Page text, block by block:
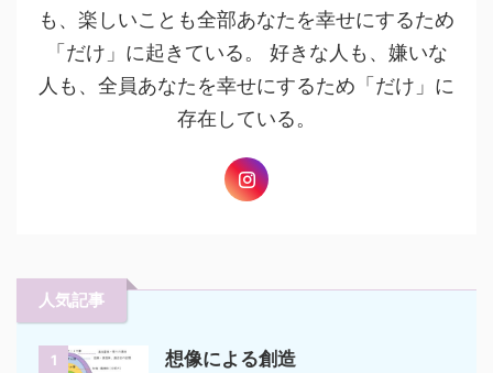
も、楽しいことも全部あなたを幸せにするため
「だけ」に起きている。 好きな人も、嫌いな
人も、全員あなたを幸せにするため「だけ」に
存在している。
人気記事
1 想像による創造